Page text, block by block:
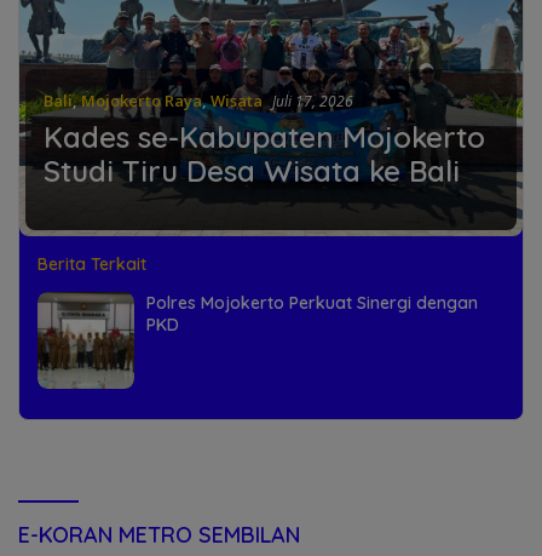
Bali,Mojokerto Raya,Wisata Juli 17, 2026
Kades se-Kabupaten Mojokerto
Studi Tiru Desa Wisata ke Bali
Berita Terkait
Polres Mojokerto Perkuat Sinergi dengan
PKD
E-KORAN METRO SEMBILAN